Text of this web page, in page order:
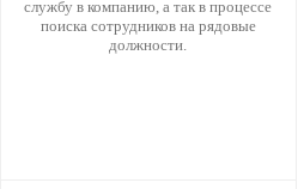
службу в компанию, а так в процессе
поиска сотрудников на рядовые
должности.